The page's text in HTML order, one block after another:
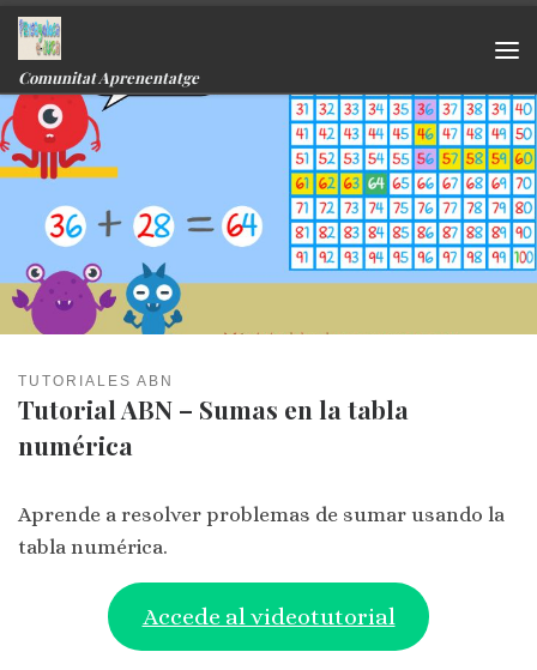
Skip to content
Comunitat Aprenentatge
TUTORIALES ABN
Tutorial ABN – Sumas en la tabla
numérica
Aprende a resolver problemas de sumar usando la
tabla numérica.
Accede al videotutorial